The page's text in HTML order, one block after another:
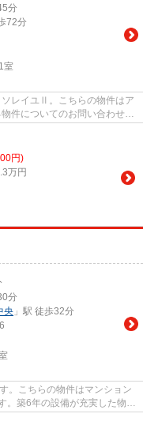
分
72分
1室
レイユⅡ。こちらの物件はア
件についてのお問い合わせな
円)
万円
分
央 」駅 徒歩32分
。こちらの物件はマンション
。築6年の設備が充実した物件